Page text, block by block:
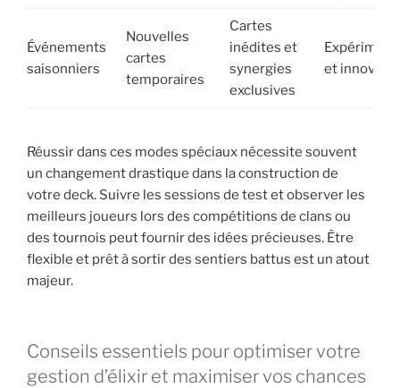
Événements
saisonniers
Nouvelles
cartes
temporaires
Cartes
inédites et
synergies
exclusives
et
Réussir dans ces modes spéciaux nécessite souvent
un changement drastique dans la construction de
votre deck. Suivre les sessions de test et observer les
meilleurs joueurs lors des compétitions de clans ou
des tournois peut fournir des idées précieuses. Être
flexible et prêt à sortir des sentiers battus est un atout
majeur.
Conseils essentiels pour optimiser votre
gestion d’élixir et maximiser vos chances